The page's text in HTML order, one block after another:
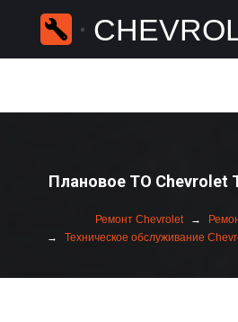
Плановое ТО Chevrolet
Ремонт Chevrolet
Техническое обслуживание